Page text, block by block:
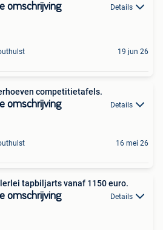
omschrijving Details
19 jun 26
competitietafels.
omschrijving Details
16 mei 26
tapbiljarts vanaf 1150 euro.
omschrijving Details